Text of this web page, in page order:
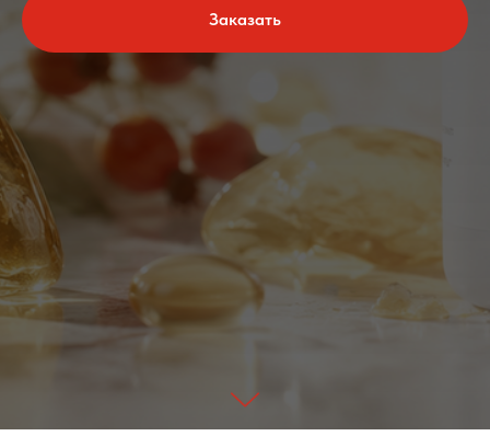
Заказать